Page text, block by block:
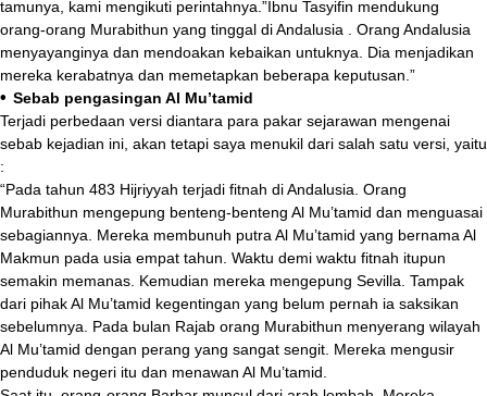
tamunya, kami mengikuti perintahnya.”Ibnu Tasyifin mendukung
orang-orang Murabithun yang tinggal di Andalusia . Orang Andalusia
menyayanginya dan mendoakan kebaikan untuknya. Dia menjadikan
mereka kerabatnya dan memetapkan beberapa keputusan.”
• Sebab pengasingan Al Mu’tamid
Terjadi perbedaan versi diantara para pakar sejarawan mengenai
sebab kejadian ini, akan tetapi saya menukil dari salah satu versi, yaitu
:
“Pada tahun 483 Hijriyyah terjadi fitnah di Andalusia. Orang
Murabithun mengepung benteng-benteng Al Mu’tamid dan menguasai
sebagiannya. Mereka membunuh putra Al Mu’tamid yang bernama Al
Makmun pada usia empat tahun. Waktu demi waktu fitnah itupun
semakin memanas. Kemudian mereka mengepung Sevilla. Tampak
dari pihak Al Mu’tamid kegentingan yang belum pernah ia saksikan
sebelumnya. Pada bulan Rajab orang Murabithun menyerang wilayah
Al Mu’tamid dengan perang yang sangat sengit. Mereka mengusir
penduduk negeri itu dan menawan Al Mu’tamid.